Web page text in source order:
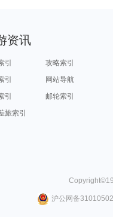
资讯
引
攻略索引
引
网站导航
引
邮轮索引
旅索引
Copyright©
沪公网备